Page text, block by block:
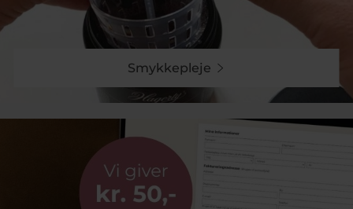
Smykkepleje